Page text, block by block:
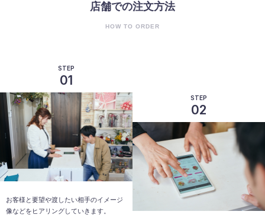
店舗での注文方法
HOW TO ORDER
STEP
01
お客様と要望や渡したい相手のイメージ
像などをヒアリングしていきます。
STEP
02